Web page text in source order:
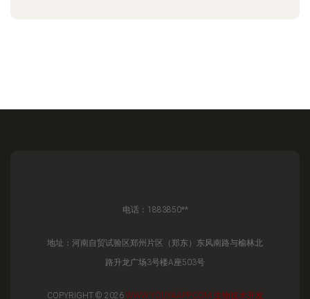
电话：1883850**
地址：河南自贸试验区郑州片区（郑东）东风南路与榆林北
路升龙广场3号楼A座503号
COPYRIGHT © 2026 WWW.YOUYAAPP.COM 生物技术开发